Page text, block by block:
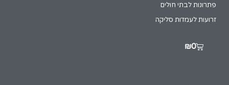
פתרונות לבתי חולים
זרועות לעמדות סליקה
₪0